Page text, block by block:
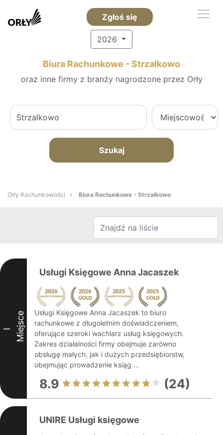
Zgłoś się
2026
Biura Rachunkowe - Strzałkowo
oraz inne firmy z branży nagrodzone przez Orły
Szukaj
Orły Rachunkowości Biura Rachunkowe - Strzałkowo
I Miejsce
Usługi Księgowe Anna Jacaszek
Usługi Księgowe Anna Jacaszek to biuro
rachunkowe z długoletnim doświadczeniem,
oferujące szeroki wachlarz usług księgowych.
Zakres działalności firmy obejmuje zarówno
obsługę małych, jak i dużych przedsiębiorstw,
obejmując prowadzenie ksiąg ...
8.9 (24)
UNIRE Usługi księgowe